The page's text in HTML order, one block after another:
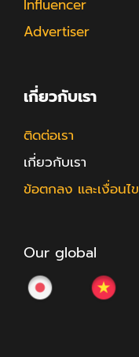
Influencer
Advertiser
เกี่ยวกับเรา
ติดต่อเรา
เกี่ยวกับเรา
ข้อตกลง และเงื่อนไข
Our global